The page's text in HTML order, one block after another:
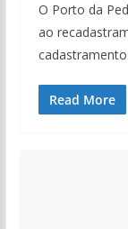
O Porto da
ao
Read More